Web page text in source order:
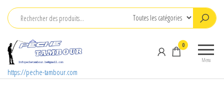
Aller
https://peche-tambour.com
Menu
0